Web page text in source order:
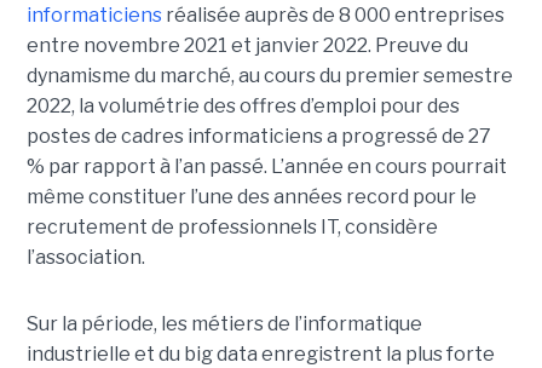
informaticiensréalisée auprès de 8 000 entreprises
entre novembre 2021 et janvier 2022. Preuve du
dynamisme du marché, au cours du premier semestre
2022, la volumétrie des offres d’emploi pour des
postes de cadres informaticiens a progressé de 27
% par rapport à l’an passé. L’année en cours pourrait
même constituer l’une des années record pour le
recrutement de professionnels IT, considère
l’association.
Sur la période, les métiers de l’informatique
industrielle et du big data enregistrent la plus forte